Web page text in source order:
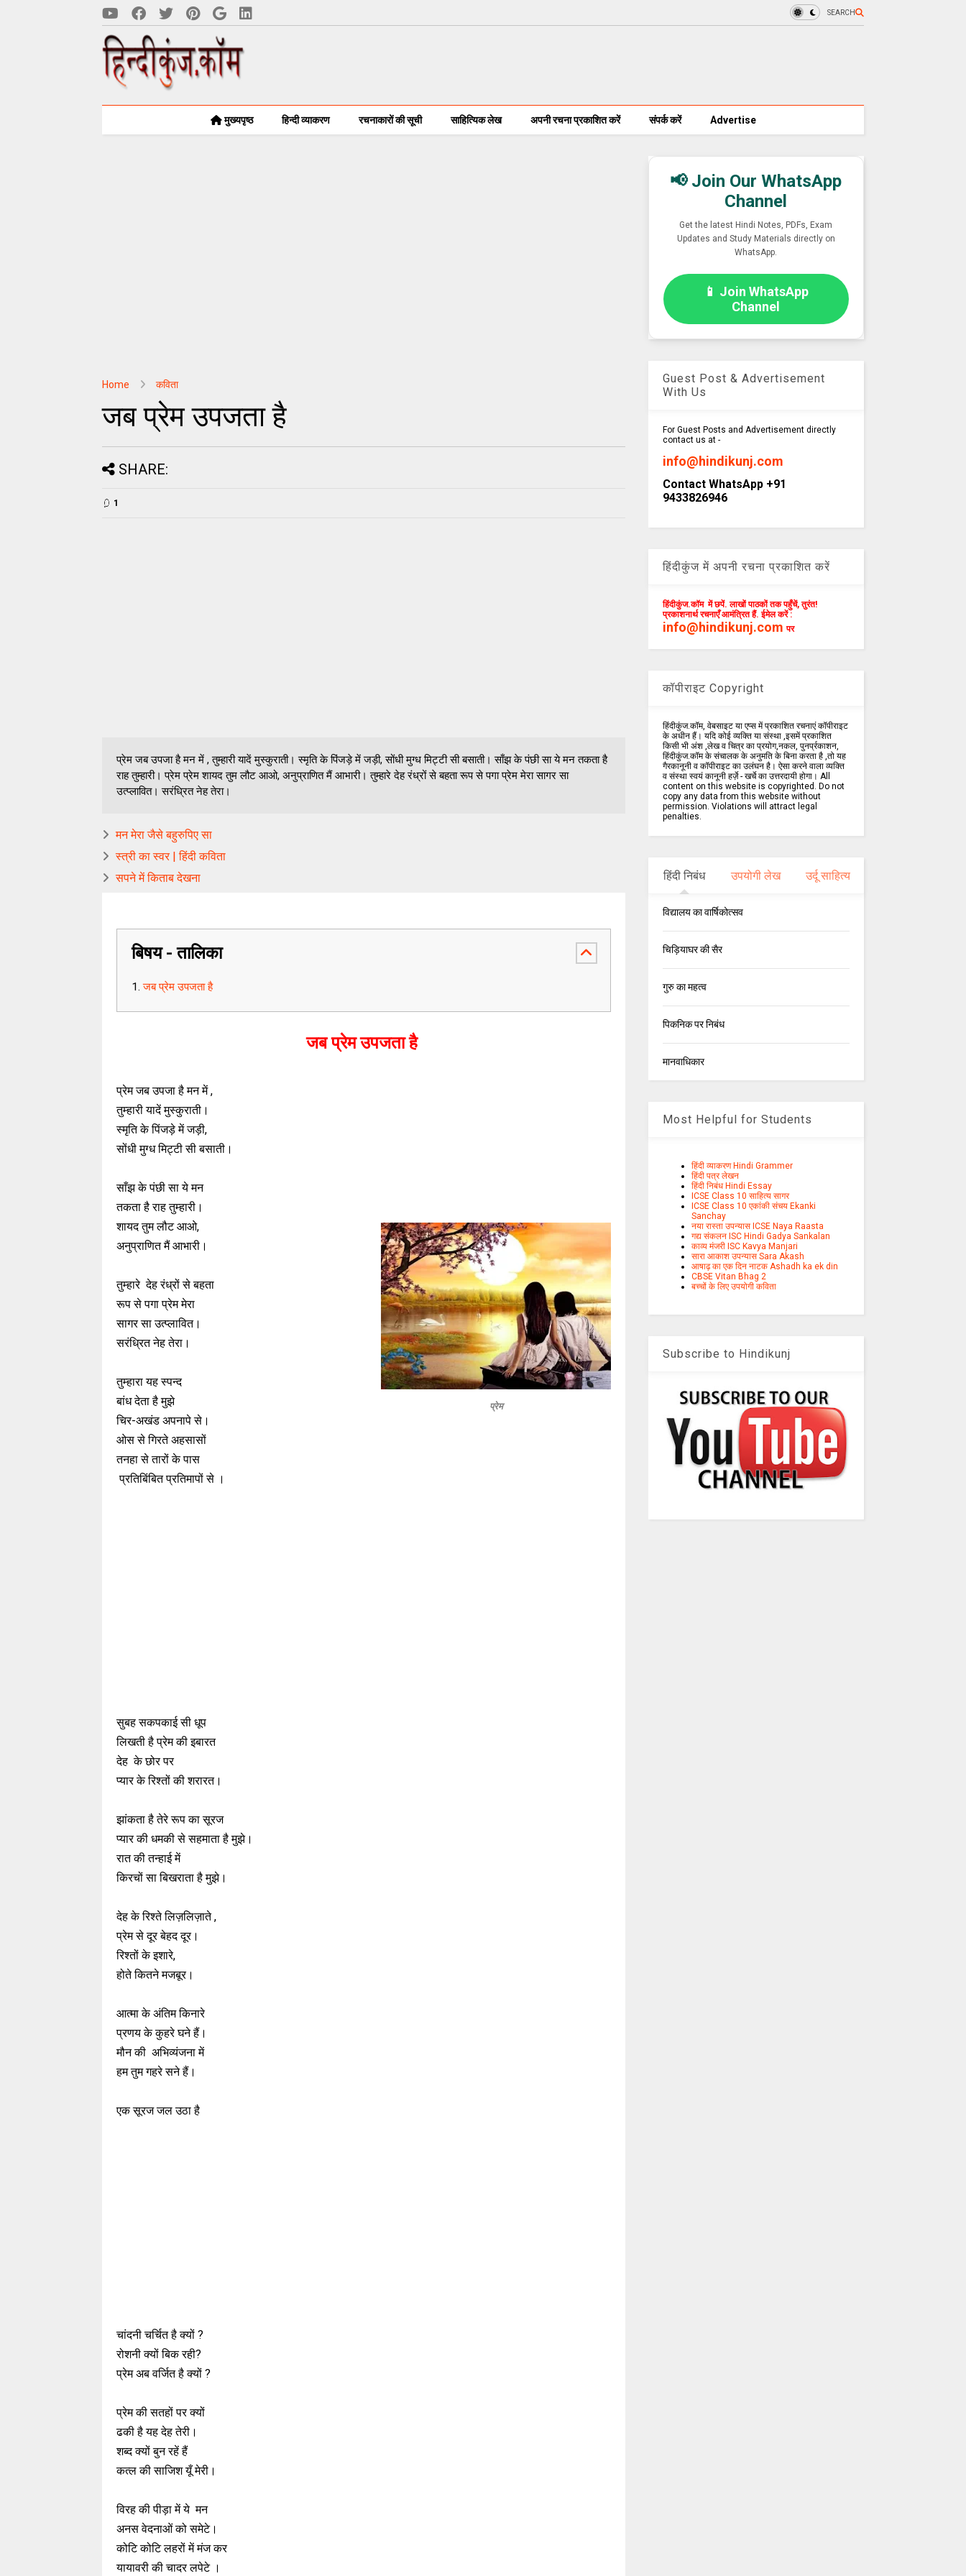
SEARCH
मुख्यपृष्ठ हिन्दी व्याकरण रचनाकारों की सूची साहित्यिक लेख अपनी रचना प्रकाशित करें संपर्क करें Advertise
Home कविता
जब प्रेम उपजता है
SHARE:
1
प्रेम जब उपजा है मन में , तुम्हारी यादें मुस्कुराती। स्मृति के पिंजड़े में जड़ी, सोंधी मुग्ध मिट्टी सी बसाती। साँझ के पंछी सा ये मन तकता है
राह तुम्हारी। प्रेम प्रेम शायद तुम लौट आओ, अनुप्राणित मैं आभारी। तुम्हारे देह रंध्रों से बहता रूप से पगा प्रेम मेरा सागर सा
उत्प्लावित। सरंध्रित नेह तेरा।
मन मेरा जैसे बहुरुपिए सा
स्त्री का स्वर | हिंदी कविता
सपने में किताब देखना
बिषय - तालिका
जब प्रेम उपजता है
जब प्रेम उपजता है
प्रेम जब उपजा है मन में ,
तुम्हारी यादें मुस्कुराती।
स्मृति के पिंजड़े में जड़ी,
सोंधी मुग्ध मिट्टी सी बसाती।
साँझ के पंछी सा ये मन
तकता है राह तुम्हारी।
प्रेम
शायद तुम लौट आओ,
अनुप्राणित मैं आभारी।
तुम्हारे देह रंध्रों से बहता
रूप से पगा प्रेम मेरा
सागर सा उत्प्लावित।
सरंध्रित नेह तेरा।
तुम्हारा यह स्पन्द
बांध देता है मुझे
चिर-अखंड अपनापे से।
ओस से गिरते अहसासों
तनहा से तारों के पास
प्रतिबिंबित प्रतिमापों से ।
सुबह सकपकाई सी धूप
लिखती है प्रेम की इबारत
देह के छोर पर
प्यार के रिश्तों की शरारत।
झांकता है तेरे रूप का सूरज
प्यार की धमकी से सहमाता है मुझे।
रात की तन्हाई में
किरचों सा बिखराता है मुझे।
देह के रिश्ते लिज़लिज़ाते ,
प्रेम से दूर बेहद दूर।
रिश्तों के इशारे,
होते कितने मजबूर।
आत्मा के अंतिम किनारे
प्रणय के कुहरे घने हैं।
मौन की अभिव्यंजना में
हम तुम गहरे सने हैं।
एक सूरज जल उठा है
चांदनी चर्चित है क्यों ?
रोशनी क्यों बिक रही?
प्रेम अब वर्जित है क्यों ?
प्रेम की सतहों पर क्यों
ढकी है यह देह तेरी।
शब्द क्यों बुन रहें हैं
कत्ल की साजिश यूँ मेरी।
विरह की पीड़ा में ये मन
अनस वेदनाओं को समेटे।
कोटि कोटि लहरों में मंज कर
यायावरी की चादर लपेटे ।
📢 Join Our WhatsApp
Channel
Get the latest Hindi Notes, PDFs, Exam
Updates and Study Materials directly on
WhatsApp.
📱 Join WhatsApp
Channel
Guest Post & Advertisement
With Us
For Guest Posts and Advertisement directly
contact us at -
info@hindikunj.com
Contact WhatsApp +91
9433826946
हिंदीकुंज में अपनी रचना प्रकाशित करें
हिंदीकुंज.कॉम में छपें. लाखों पाठकों तक पहुँचें, तुरंत!
प्रकाशनार्थ रचनाएँ आमंत्रित हैं. ईमेल करें :
info@hindikunj.com पर
कॉपीराइट Copyright
हिंदीकुंज.कॉम, वेबसाइट या एप्स में प्रकाशित रचनाएं कॉपीराइट
के अधीन हैं। यदि कोई व्यक्ति या संस्था ,इसमें प्रकाशित
किसी भी अंश ,लेख व चित्र का प्रयोग,नकल, पुनर्प्रकाशन,
हिंदीकुंज.कॉम के संचालक के अनुमति के बिना करता है ,तो यह
गैरकानूनी व कॉपीराइट का उलंघन है। ऐसा करने वाला व्यक्ति
व संस्था स्वयं कानूनी हर्ज़े - खर्चे का उत्तरदायी होगा। All
content on this website is copyrighted. Do not
copy any data from this website without
permission. Violations will attract legal
penalties.
हिंदी निबंध उपयोगी लेख उर्दू साहित्य
विद्यालय का वार्षिकोत्सव
चिड़ियाघर की सैर
गुरु का महत्व
पिकनिक पर निबंध
मानवाधिकार
Most Helpful for Students
हिंदी व्याकरण Hindi Grammer
हिंदी पत्र लेखन
हिंदी निबंध Hindi Essay
ICSE Class 10 साहित्य सागर
ICSE Class 10 एकांकी संचय Ekanki
Sanchay
नया रास्ता उपन्यास ICSE Naya Raasta
गद्य संकलन ISC Hindi Gadya Sankalan
काव्य मंजरी ISC Kavya Manjari
सारा आकाश उपन्यास Sara Akash
आषाढ़ का एक दिन नाटक Ashadh ka ek din
CBSE Vitan Bhag 2
बच्चों के लिए उपयोगी कविता
Subscribe to Hindikunj